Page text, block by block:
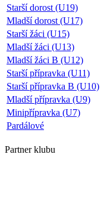
Starší dorost (U19)
Mladší dorost (U17)
Starší žáci (U15)
Mladší žáci (U13)
Mladší žáci B (U12)
Starší přípravka (U11)
Starší přípravka B (U10)
Mladší přípravka (U9)
Minipřípravka (U7)
Pardálové
Partnerklubu